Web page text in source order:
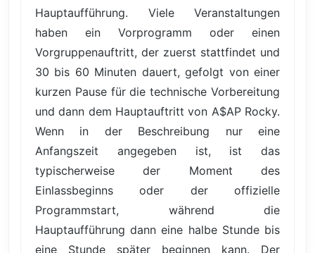
Hauptaufführung. Viele Veranstaltungen
haben ein Vorprogramm oder einen
Vorgruppenauftritt, der zuerst stattfindet und
30 bis 60 Minuten dauert, gefolgt von einer
kurzen Pause für die technische Vorbereitung
und dann dem Hauptauftritt von A$AP Rocky.
Wenn in der Beschreibung nur eine
Anfangszeit angegeben ist, ist das
typischerweise der Moment des
Einlassbeginns oder der offizielle
Programmstart, während die
Hauptaufführung dann eine halbe Stunde bis
eine Stunde später beginnen kann. Der